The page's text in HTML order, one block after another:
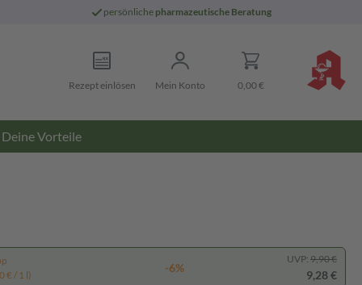
persönliche pharmazeutische Beratung
Rezept einlösen Mein Konto 0,00 €
Deine Vorteile
€ / 1 l)
-6%
UVP: 9,90 €
9,28 €